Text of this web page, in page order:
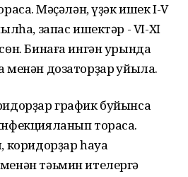
Мәҫәлән, үҙәк ишек I-V
запас ишектәр - VI-XI
Бинаға ингән урында
дозаторҙар ҡуйыла.
график буйынса
торасаҡ.
коридорҙар һауа
тәьмин ителергә